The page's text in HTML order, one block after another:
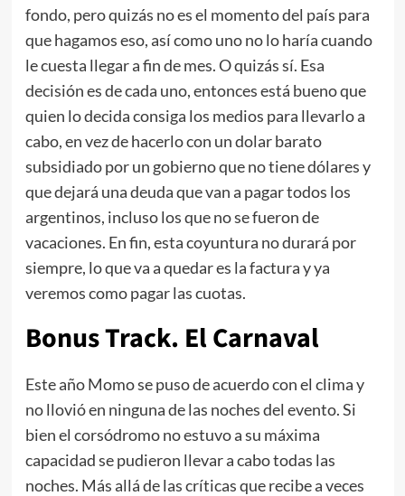
fondo, pero quizás no es el momento del país para
que hagamos eso, así como uno no lo haría cuando
le cuesta llegar a fin de mes. O quizás sí. Esa
decisión es de cada uno, entonces está bueno que
quien lo decida consiga los medios para llevarlo a
cabo, en vez de hacerlo con un dolar barato
subsidiado por un gobierno que no tiene dólares y
que dejará una deuda que van a pagar todos los
argentinos, incluso los que no se fueron de
vacaciones. En fin, esta coyuntura no durará por
siempre, lo que va a quedar es la factura y ya
veremos como pagar las cuotas.
Bonus Track. El Carnaval
Este año Momo se puso de acuerdo con el clima y
no llovió en ninguna de las noches del evento. Si
bien el corsódromo no estuvo a su máxima
capacidad se pudieron llevar a cabo todas las
noches. Más allá de las críticas que recibe a veces